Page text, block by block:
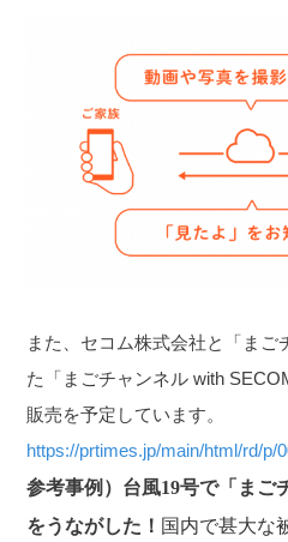
また、セコム株式会社と「まご
た「まごチャンネル with
販売を予定しています。
https://prtimes.jp/main/html/rd/p/
参考事例）台風19号で「まご
をうながした！ 国内で甚大な